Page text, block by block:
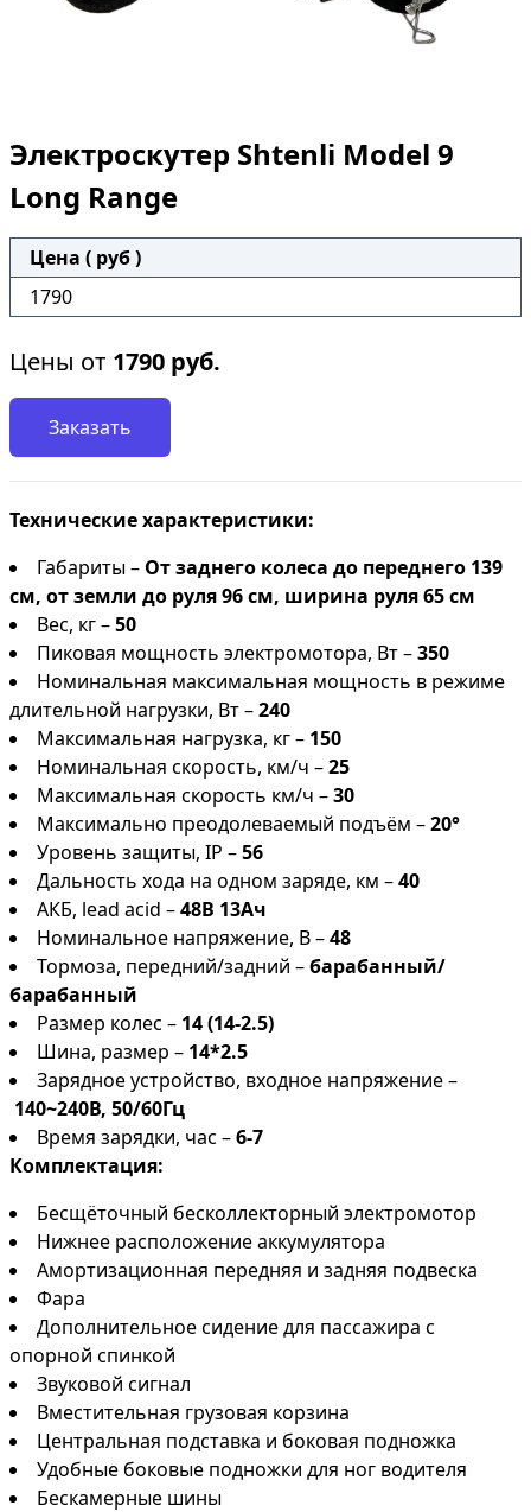
Электроскутер Shtenli Model 9
Long Range
Цена ( руб )
1790
Цены от 1790 руб.
Заказать
Технические характеристики:
Габариты – От заднего колеса до переднего 139
см, от земли до руля 96 см, ширина руля 65 см
Вес, кг –50
Пиковая мощность электромотора, Вт –350
Номинальная максимальная мощность в режиме
длительной нагрузки, Вт –240
Максимальная нагрузка, кг – 150
Номинальная скорость, км/ч –25
Максимальная скорость км/ч –30
Максимально преодолеваемый подъём –20°
Уровень защиты, IP –56
Дальность хода на одном заряде, км –40
АКБ, lead acid –48В 13Ач
Номинальное напряжение, В –48
Тормоза, передний/задний –барабанный/
барабанный
Размер колес – 14 (14-2.5)
Шина, размер – 14*2.5
Зарядное устройство, входное напряжение –
140~240В, 50/60Гц
Время зарядки, час –6-7
Комплектация:
Бесщёточный бесколлекторный электромотор
Нижнее расположение аккумулятора
Амортизационная передняя и задняя подвеска
Фара
Дополнительное сидение для пассажира с
опорной спинкой
Звуковой сигнал
Вместительная грузовая корзина
Центральная подставка и боковая подножка
Удобные боковые подножки для ног водителя
Бескамерные шины